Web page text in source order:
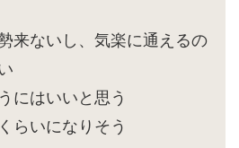
来ないし、気楽に通えるの
にはいいと思う
らいになりそう